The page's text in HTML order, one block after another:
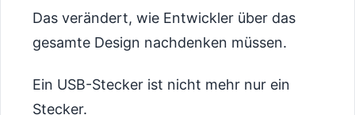
Das verändert, wie Entwickler über das
gesamte Design nachdenken müssen.
Ein USB-Stecker ist nicht mehr nur ein
Stecker.